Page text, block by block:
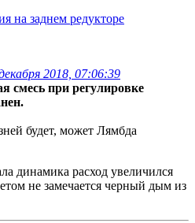
на заднем редукторе
2018, 07:06:39
смесь при регулировке
будет, может Лямбда
динамика расход увеличился
не замечается черный дым из